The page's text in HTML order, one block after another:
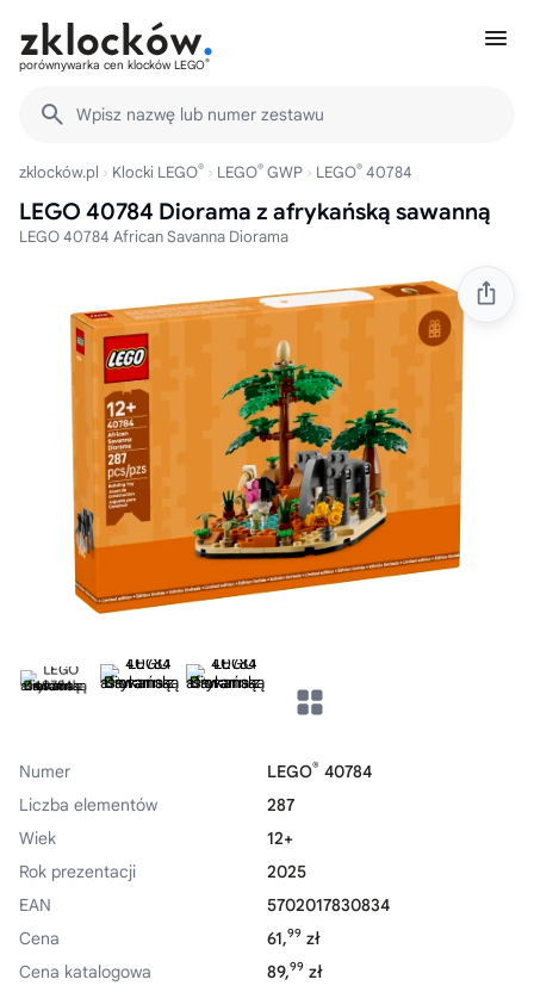
porównywarka cen klocków LEGO®
Wpisz nazwę lub numer zestawu
zklocków.pl Klocki LEGO® LEGO® GWP LEGO® 40784
LEGO 40784 Diorama z afrykańską sawanną
LEGO 40784 African Savanna Diorama
Numer LEGO® 40784
Liczba elementów
287
Wiek
12+
Rok prezentacji
2025
EAN
5702017830834
Cena
61,99 zł
Cena katalogowa
89,99 zł